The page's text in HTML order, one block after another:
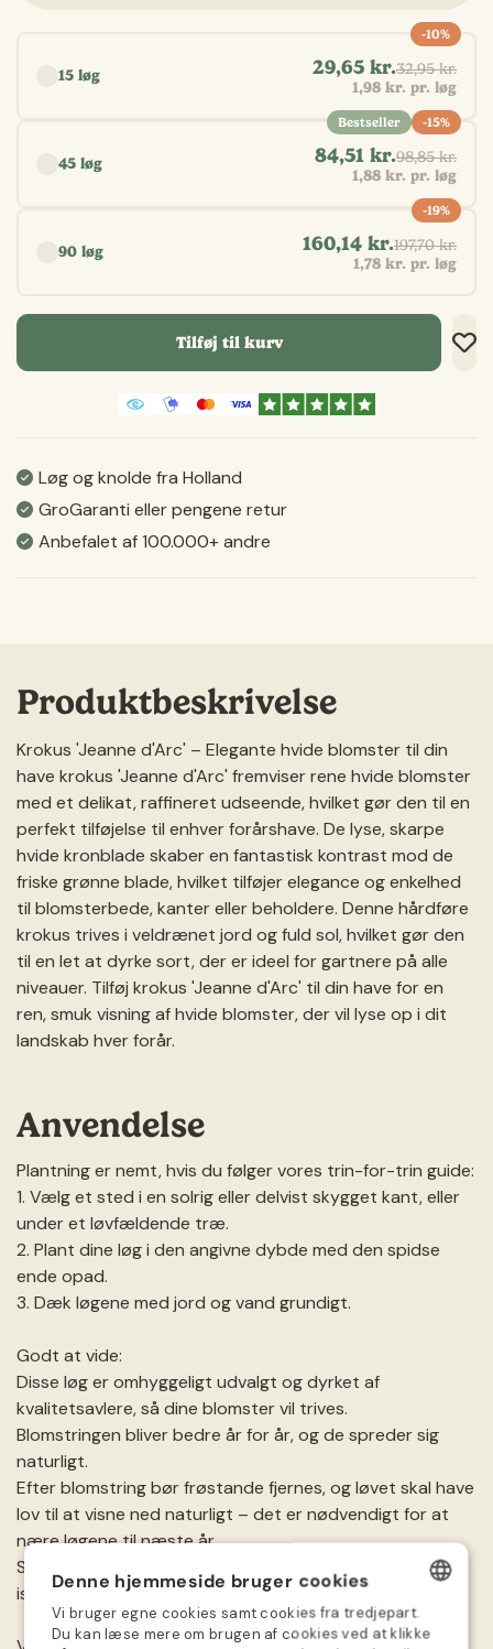
15 løg 29,65 kr.32,95 kr.
1,98 kr. pr. løg
-10%
45 løg 84,51 kr.98,85 kr.
1,88 kr. pr. løg
Bestseller -15%
90 løg 160,14 kr.197,70 kr.
1,78 kr. pr. løg
-19%
Tilføj til kurv
Løg og knolde fra Holland
GroGaranti eller pengene retur
Anbefalet af 100.000+ andre
Produktbeskrivelse
Krokus 'Jeanne d'Arc' – Elegante hvide blomster til din
have krokus 'Jeanne d'Arc' fremviser rene hvide blomster
med et delikat, raffineret udseende, hvilket gør den til en
perfekt tilføjelse til enhver forårshave. De lyse, skarpe
hvide kronblade skaber en fantastisk kontrast mod de
friske grønne blade, hvilket tilføjer elegance og enkelhed
til blomsterbede, kanter eller beholdere. Denne hårdføre
krokus trives i veldrænet jord og fuld sol, hvilket gør den
til en let at dyrke sort, der er ideel for gartnere på alle
niveauer. Tilføj krokus 'Jeanne d'Arc' til din have for en
ren, smuk visning af hvide blomster, der vil lyse op i dit
landskab hver forår.
Anvendelse
Plantning er nemt, hvis du følger vores trin-for-trin guide:
1. Vælg et sted i en solrig eller delvist skygget kant, eller
under et løvfældende træ.
2. Plant dine løg i den angivne dybde med den spidse
ende opad.
3. Dæk løgene med jord og vand grundigt.
Godt at vide:
Disse løg er omhyggeligt udvalgt og dyrket af
kvalitetsavlere, så dine blomster vil trives.
Blomstringen bliver bedre år for år, og de spreder sig
naturligt.
Efter blomstring bør frøstande fjernes, og løvet skal have
lov til at visne ned naturligt – det er nødvendigt for at
nære løgene til næste år.
Sørg for at kontrollere og opretholde jordens fugtighed,
især i tørre perioder.
DANISH
Denne hjemmeside bruger cookies
Vi bruger egne cookies samt cookies fra tredjepart.
Du kan læse mere om brugen af cookies ved at klikke